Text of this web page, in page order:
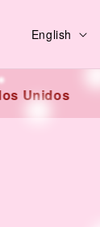
L
n
g
English
Unidos